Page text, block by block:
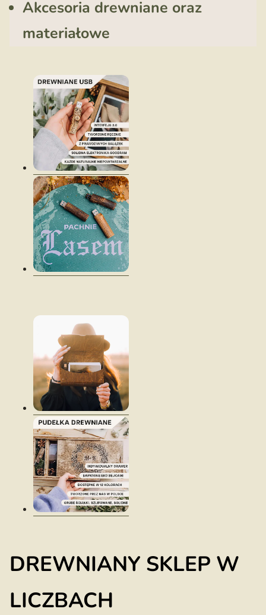
Akcesoria drewniane oraz
materiałowe
DREWNIANY SKLEP W
LICZBACH